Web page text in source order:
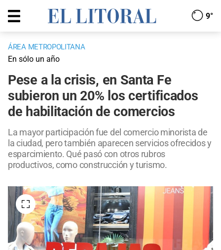
9°
ÁREA METROPOLITANA
En sólo un año
Pese a la crisis, en Santa Fe
subieron un 20% los certificados
de habilitación de comercios
La mayor participación fue del comercio minorista de
la ciudad, pero también aparecen servicios ofrecidos y
esparcimiento. Qué pasó con otros rubros
productivos, como construcción y turismo.